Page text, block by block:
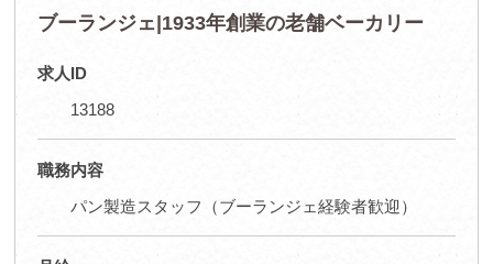
ブーランジェ|1933年創業の老舗ベーカリー
求人ID
13188
職務内容
パン製造スタッフ（ブーランジェ経験者歓迎）